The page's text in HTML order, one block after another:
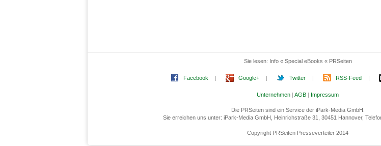
Sie lesen: Info « Special eBooks « PRSeiten
Facebook | Google+ | Twitter | RSS-Feed |
Unternehmen | AGB | Impressum
Die PRSeiten sind ein Service der iPark-Media GmbH.
Sie erreichen uns unter: iPark-Media GmbH, Heinrichstraße 31, 30451 Hannover,
Copyright PRSeiten Presseverteiler 2014